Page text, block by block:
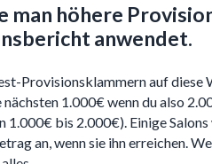
höhere
anwendet.
Provisionsklammern auf diese
1.000€ wenn du also
1.000€ bis 2.000€). Einige
an, wenn sie ihn erreichen.